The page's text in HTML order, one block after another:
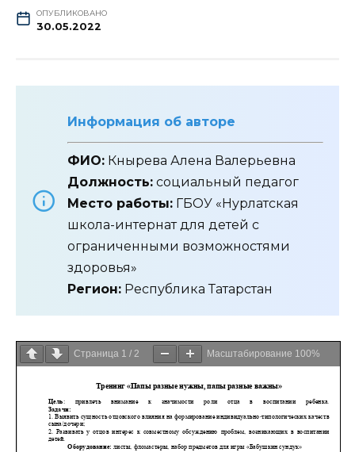
ОПУБЛИКОВАНО
30.05.2022
Информация об авторе
ФИО: Кнырева Алена Валерьевна
Должность: социальный педагог
Место работы: ГБОУ «Нурлатская
школа-интернат для детей с
ограниченными возможностями
здоровья»
Регион: Республика Татарстан
Страница 1 / 2 Масштабирование 100%